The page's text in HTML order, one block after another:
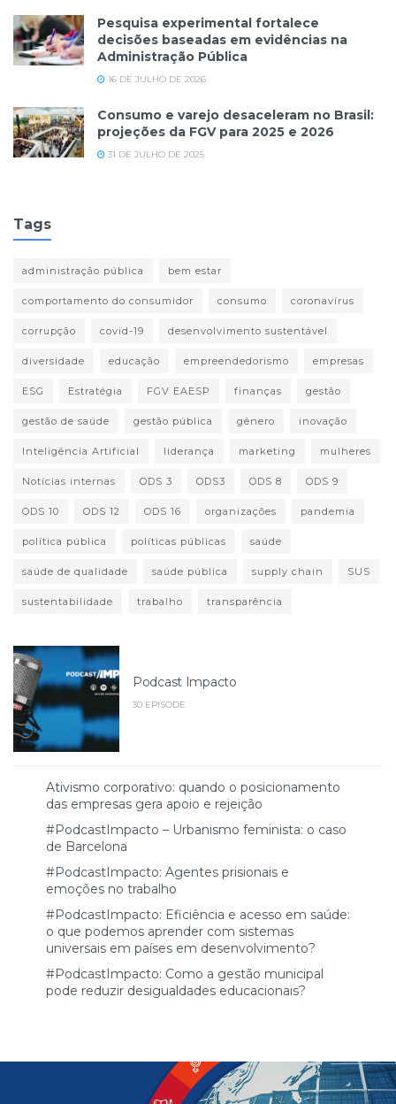
Pesquisa experimental fortalece
decisões baseadas em evidências na
Administração Pública
16 DE JULHO DE 2026
Consumo e varejo desaceleram no Brasil:
projeções da FGV para 2025 e 2026
31 DE JULHO DE 2025
Tags
administração pública bem estar
comportamento do consumidor consumo coronavírus
corrupção covid-19 desenvolvimento sustentável
diversidade educação empreendedorismo empresas
ESG Estratégia FGV EAESP finanças gestão
gestão de saúde gestão pública gênero inovação
Inteligência Artificial liderança marketing mulheres
Notícias internas ODS 3 ODS3 ODS 8 ODS 9
ODS 10 ODS 12 ODS 16 organizações pandemia
política pública políticas públicas saúde
saúde de qualidade saúde pública supply chain SUS
sustentabilidade trabalho transparência
Podcast Impacto
30 EPISODE
Ativismo corporativo: quando o posicionamento
das empresas gera apoio e rejeição
#PodcastImpacto – Urbanismo feminista: o caso
de Barcelona
#PodcastImpacto: Agentes prisionais e
emoções no trabalho
#PodcastImpacto: Eficiência e acesso em saúde:
o que podemos aprender com sistemas
universais em países em desenvolvimento?
#PodcastImpacto: Como a gestão municipal
pode reduzir desigualdades educacionais?